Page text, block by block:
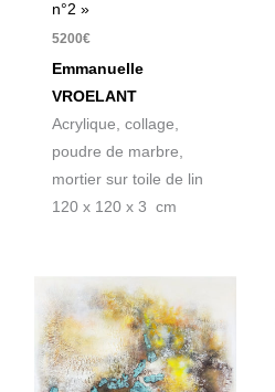
n°2 »
5200€
Emmanuelle
VROELANT
Acrylique, collage,
poudre de marbre,
mortier sur toile de lin
120 x 120 x 3 cm